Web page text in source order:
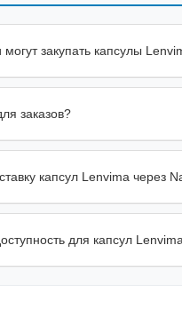
закупать капсулы
заказов?
капсул Lenvima через
для капсул